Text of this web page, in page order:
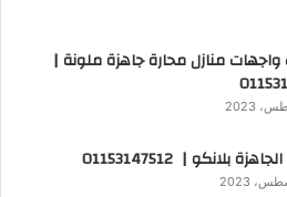
منازل محارة جاهزة ملونة |
بلانكو | 01153147512